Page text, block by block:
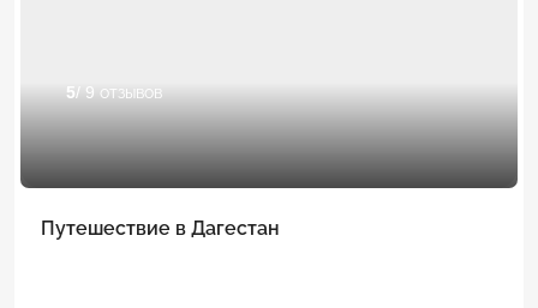
5/ 9 отзывов
Путешествие в Дагестан